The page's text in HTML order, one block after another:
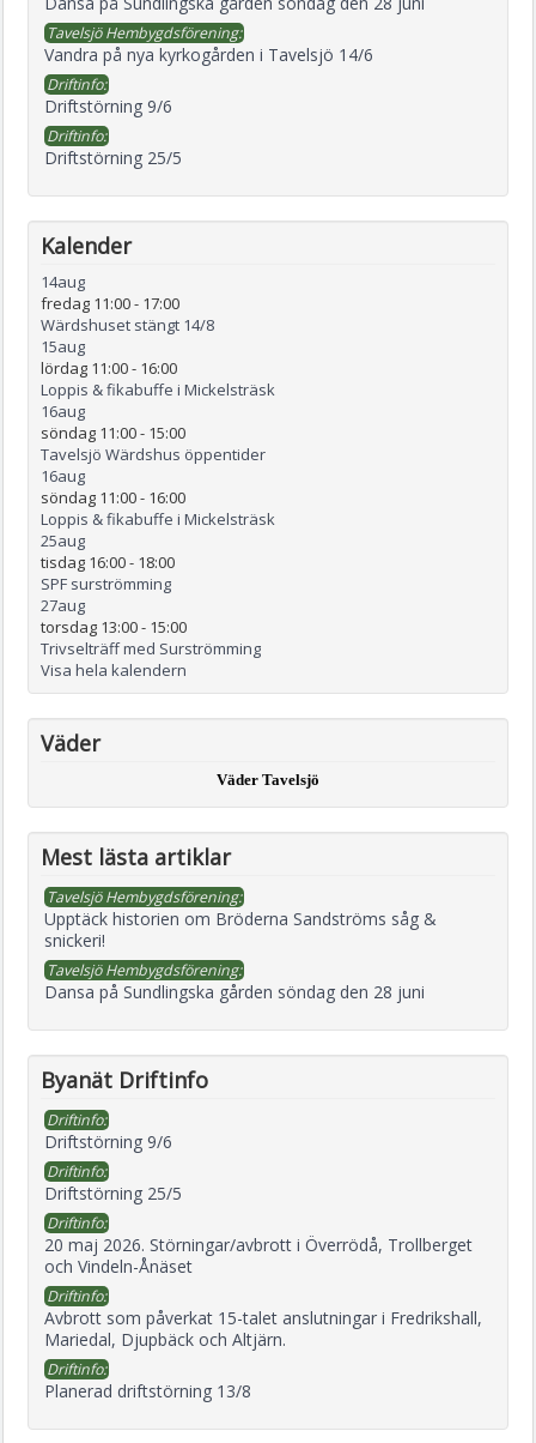
Tavelsjö Hembygdsförening:
Vandra på nya kyrkogården i Tavelsjö 14/6
Driftinfo:
Driftstörning 9/6
Driftinfo:
Driftstörning 25/5
Kalender
14aug
fredag 11:00- 17:00
Wärdshuset stängt 14/8
15aug
lördag 11:00- 16:00
Loppis & fikabuffe i Mickelsträsk
16aug
söndag 11:00- 15:00
Tavelsjö Wärdshus öppentider
16aug
söndag 11:00- 16:00
Loppis & fikabuffe i Mickelsträsk
25aug
tisdag 16:00- 18:00
SPF surströmming
27aug
torsdag 13:00- 15:00
Trivselträff med Surströmming
Visa hela kalendern
Väder
Väder Tavelsjö
Mest lästa artiklar
Tavelsjö Hembygdsförening:
Upptäck historien om Bröderna Sandströms såg &
snickeri!
Tavelsjö Hembygdsförening:
Dansa på Sundlingska gården söndag den 28 juni
Byanät Driftinfo
Driftinfo:
Driftstörning 9/6
Driftinfo:
Driftstörning 25/5
Driftinfo:
20 maj 2026. Störningar/avbrott i Överrödå, Trollberget
och Vindeln-Ånäset
Driftinfo:
Avbrott som påverkat 15-talet anslutningar i Fredrikshall,
Mariedal, Djupbäck och Altjärn.
Driftinfo:
Planerad driftstörning 13/8